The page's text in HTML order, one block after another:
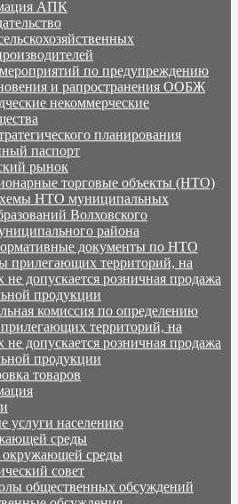
АПК
по предупреждению
и рапространения ООБЖ
некоммерческие
планирования
паспорт
рынок
торговые объекты (НТО)
НТО муниципальных
Волховского
района
документы по НТО
прилегающих территорий, на
не допускается розничная продажа
продукции
комиссия по определению
территорий, на
не допускается розничная продажа
продукции
товаров
услуги населению
среды
окружающей среды
совет
общественных обсуждений